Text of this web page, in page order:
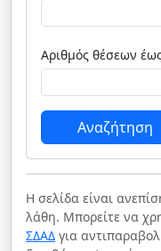
Αριθμός θέσεων
Αναζήτηση
Η σελίδα είναι
λάθη. Μπορείτε να
ΣΔΑΔ για